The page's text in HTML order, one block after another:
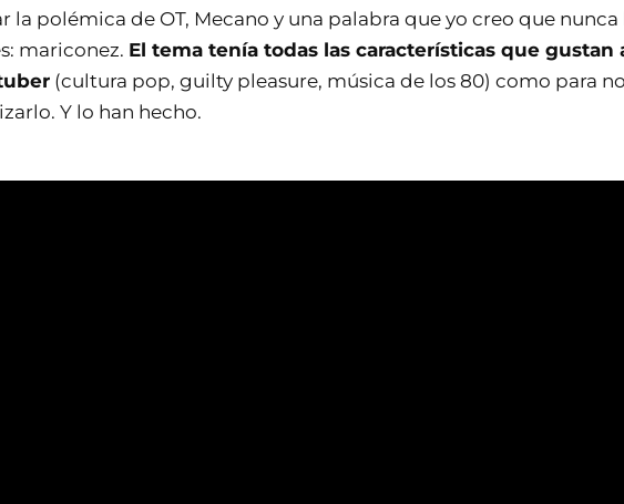
la polémica de OT, Mecano y una palabra que yo creo que
mariconez. El tema tenía todas las características que
(cultura pop, guilty pleasure, música de los 80) como para
Y lo han hecho.